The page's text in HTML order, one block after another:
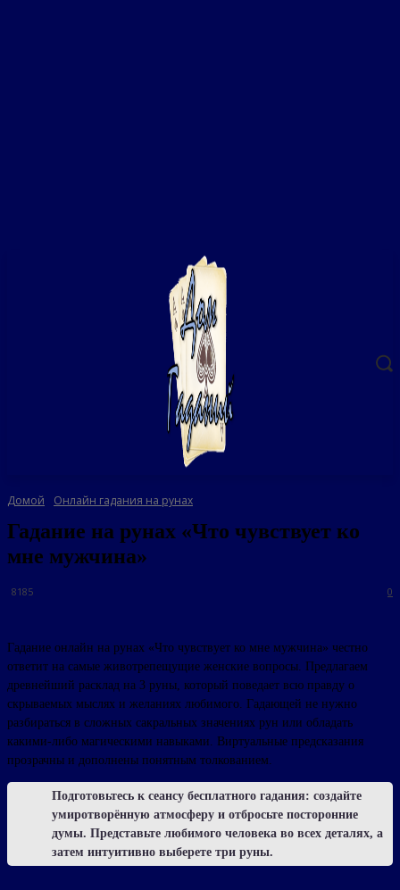
Домой Онлайн гадания на рунах
Гадание на рунах «Что чувствует ко
мне мужчина»
0
8185
Гадание онлайн на рунах «Что чувствует ко мне мужчина» честно
ответит на самые животрепещущие женские вопросы. Предлагаем
древнейший расклад на 3 руны, который поведает всю правду о
скрываемых мыслях и желаниях любимого. Гадающей не нужно
разбираться в сложных сакральных значениях рун или обладать
какими-либо магическими навыками. Виртуальные предсказания
прозрачны и дополнены понятным толкованием.
Подготовьтесь к сеансу бесплатного гадания: создайте
умиротворённую атмосферу и отбросьте посторонние
думы. Представьте любимого человека во всех деталях, а
затем интуитивно выберете три руны.